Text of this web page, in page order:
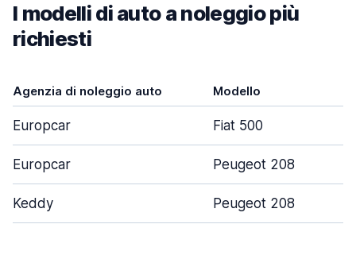
I modelli di auto a noleggio più
richiesti
Agenzia di noleggio auto Modello
Europcar Fiat 500
Europcar Peugeot 208
Keddy Peugeot 208